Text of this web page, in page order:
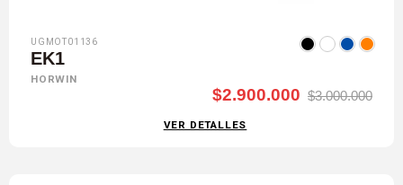
UGMOT01136
EK1
HORWIN
$2.900.000 $3.000.000
VER DETALLES